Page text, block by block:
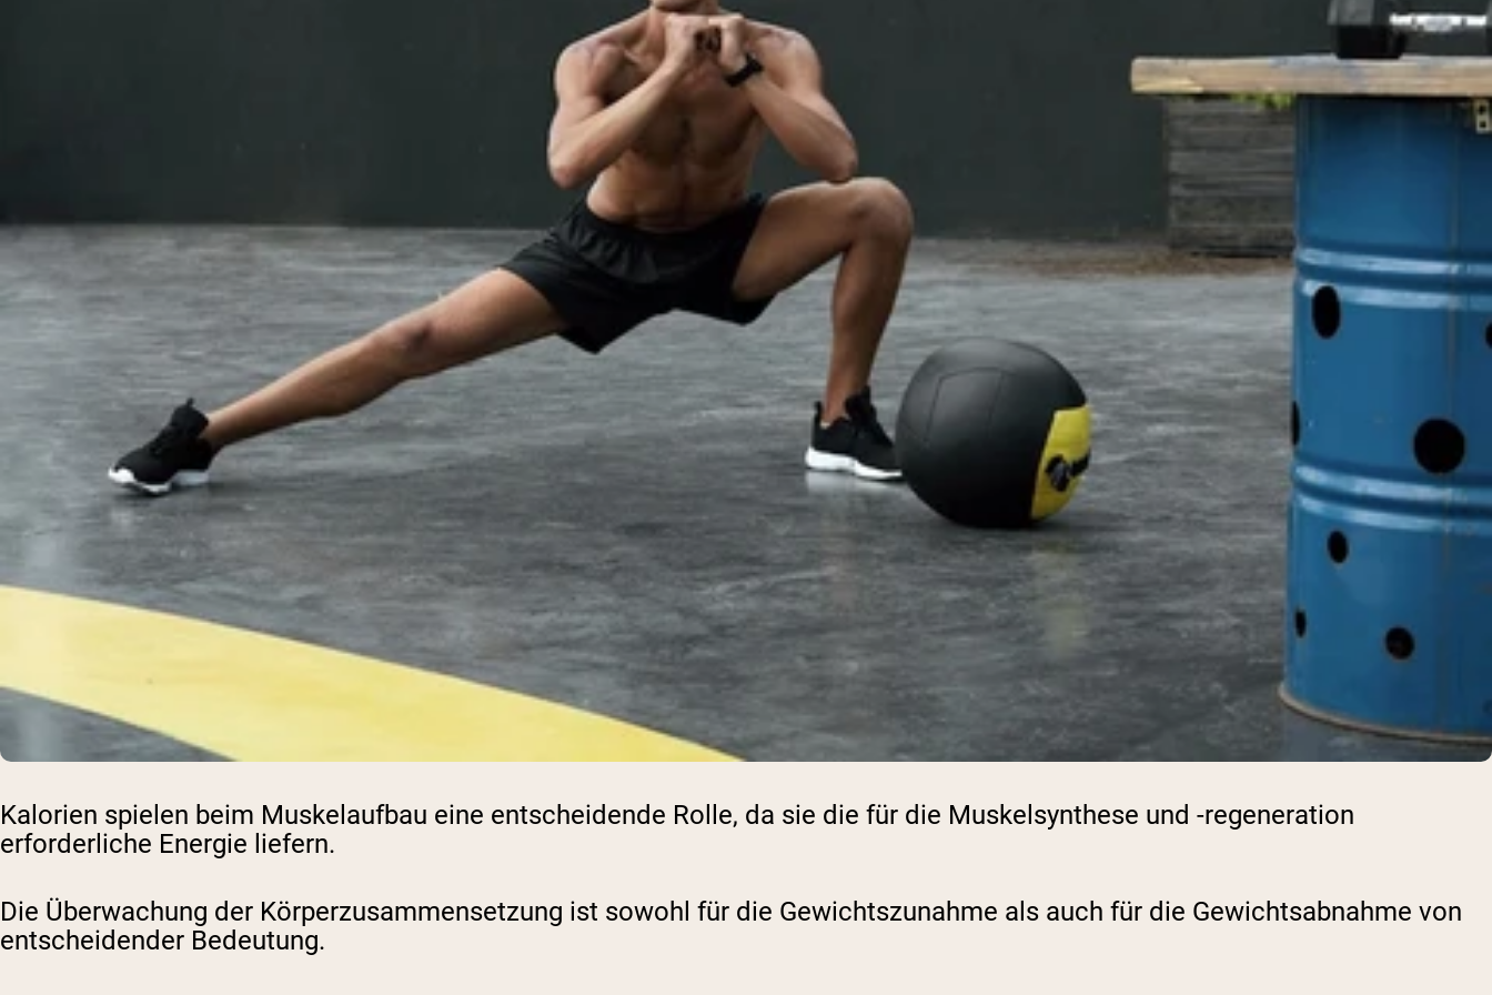
Kalorien spielen beim Muskelaufbau eine entscheidende Rolle, da sie die für die Muskelsynthese und -regeneration
erforderliche Energie liefern.
Die Überwachung der Körperzusammensetzung ist sowohl für die Gewichtszunahme als auch für die Gewichtsabnahme von
entscheidender Bedeutung.